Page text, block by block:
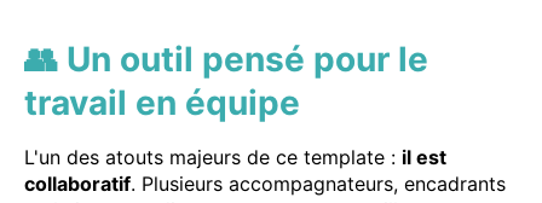
👥 Un outil pensé pour le
travail en équipe
L'un des atouts majeurs de ce template : il est
collaboratif. Plusieurs accompagnateurs, encadrants